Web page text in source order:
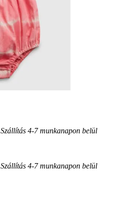
Szállítás 4-7 munkanapon belül
Szállítás 4-7 munkanapon belül